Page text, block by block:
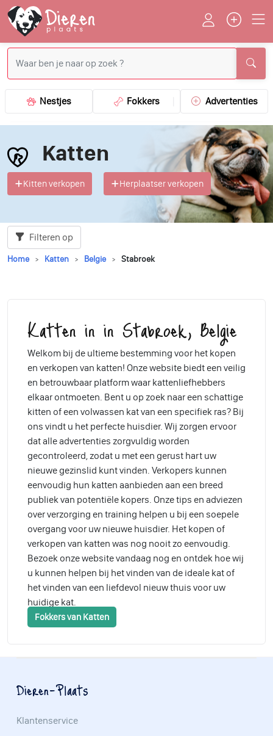
Nestjes Fokkers Advertenties
Katten
Kitten verkopen Herplaatser verkopen
Filteren op
Home Katten Belgie Stabroek
Katten in in Stabroek, Belgie
Welkom bij de ultieme bestemming voor het kopen
en verkopen van katten! Onze website biedt een veilig
en betrouwbaar platform waar kattenliefhebbers
elkaar ontmoeten. Bent u op zoek naar een schattige
kitten of een volwassen kat van een specifiek ras? Bij
ons vindt u het perfecte huisdier. Wij zorgen ervoor
dat alle advertenties zorgvuldig worden
gecontroleerd, zodat u met een gerust hart uw
nieuwe gezinslid kunt vinden. Verkopers kunnen
eenvoudig hun katten aanbieden aan een breed
publiek van potentiële kopers. Onze tips en adviezen
over verzorging en training helpen u bij een soepele
overgang voor uw nieuwe huisdier. Het kopen of
verkopen van katten was nog nooit zo eenvoudig.
Bezoek onze website vandaag nog en ontdek hoe wij
u kunnen helpen bij het vinden van de ideale kat of
het vinden van een liefdevol nieuw thuis voor uw
huidige kat.
Fokkers van Katten
Dieren-Plaats
Klantenservice